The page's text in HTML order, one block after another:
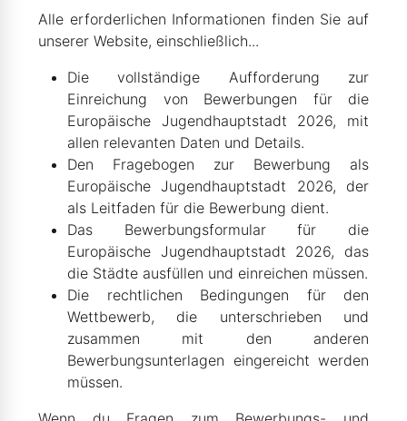
Alle erforderlichen Informationen finden Sie auf
unserer Website, einschließlich...
Die vollständige Aufforderung zur
Einreichung von Bewerbungen für die
Europäische Jugendhauptstadt 2026, mit
allen relevanten Daten und Details.
Den Fragebogen zur Bewerbung als
Europäische Jugendhauptstadt 2026, der
als Leitfaden für die Bewerbung dient.
Das Bewerbungsformularfür die
Europäische Jugendhauptstadt 2026, das
die Städte ausfüllen und einreichen müssen.
Die rechtlichen Bedingungen für den
Wettbewerb, die unterschrieben und
zusammen mit den anderen
Bewerbungsunterlagen eingereicht werden
müssen.